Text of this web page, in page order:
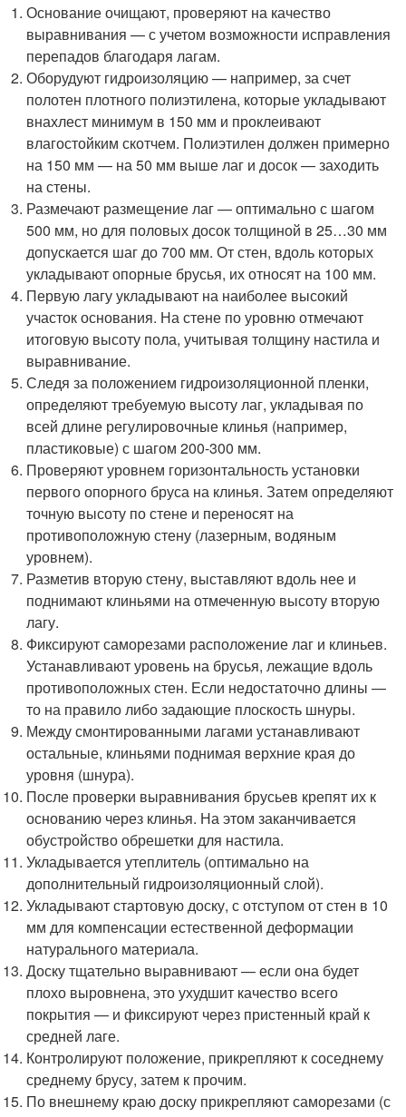
Основание очищают, проверяют на качество
выравнивания — с учетом возможности исправления
перепадов благодаря лагам.
Оборудуют гидроизоляцию — например, за счет
полотен плотного полиэтилена, которые укладывают
внахлест минимум в 150 мм и проклеивают
влагостойким скотчем. Полиэтилен должен примерно
на 150 мм — на 50 мм выше лаг и досок — заходить
на стены.
Размечают размещение лаг — оптимально с шагом
500 мм, но для половых досок толщиной в 25…30 мм
допускается шаг до 700 мм. От стен, вдоль которых
укладывают опорные брусья, их относят на 100 мм.
Первую лагу укладывают на наиболее высокий
участок основания. На стене по уровню отмечают
итоговую высоту пола, учитывая толщину настила и
выравнивание.
Следя за положением гидроизоляционной пленки,
определяют требуемую высоту лаг, укладывая по
всей длине регулировочные клинья (например,
пластиковые) с шагом 200-300 мм.
Проверяют уровнем горизонтальность установки
первого опорного бруса на клинья. Затем определяют
точную высоту по стене и переносят на
противоположную стену (лазерным, водяным
уровнем).
Разметив вторую стену, выставляют вдоль нее и
поднимают клиньями на отмеченную высоту вторую
лагу.
Фиксируют саморезами расположение лаг и клиньев.
Устанавливают уровень на брусья, лежащие вдоль
противоположных стен. Если недостаточно длины —
то на правило либо задающие плоскость шнуры.
Между смонтированными лагами устанавливают
остальные, клиньями поднимая верхние края до
уровня (шнура).
После проверки выравнивания брусьев крепят их к
основанию через клинья. На этом заканчивается
обустройство обрешетки для настила.
Укладывается утеплитель (оптимально на
дополнительный гидроизоляционный слой).
Укладывают стартовую доску, с отступом от стен в 10
мм для компенсации естественной деформации
натурального материала.
Доску тщательно выравнивают — если она будет
плохо выровнена, это ухудшит качество всего
покрытия — и фиксируют через пристенный край к
средней лаге.
Контролируют положение, прикрепляют к соседнему
среднему брусу, затем к прочим.
По внешнему краю доску прикрепляют саморезами (с